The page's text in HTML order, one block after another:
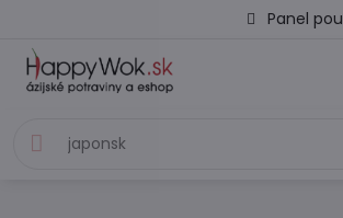
Panel